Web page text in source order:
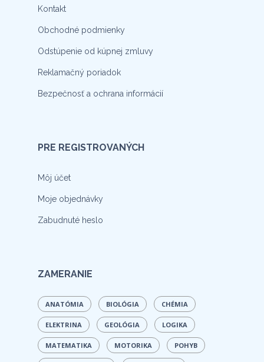
Kontakt
Obchodné podmienky
Odstúpenie od kúpnej zmluvy
Reklamačný poriadok
Bezpečnosť a ochrana informácií
PRE REGISTROVANÝCH
Môj účet
Moje objednávky
Zabudnuté heslo
ZAMERANIE
ANATÓMIA BIOLÓGIA CHÉMIA
ELEKTRINA GEOLÓGIA LOGIKA
MATEMATIKA MOTORIKA POHYB